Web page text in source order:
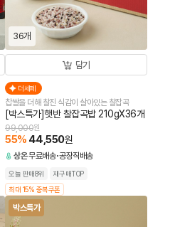
36개
담기
더세페
찹쌀을 더해 찰진 식감이 살아있는 찰잡곡
[박스특가]햇반 찰잡곡밥 210gX36개
99,000원
55% 44,550원
상온무료배송 공장직배송
오늘 판매8위
재구매TOP
최대 15% 중복쿠폰
박스특가